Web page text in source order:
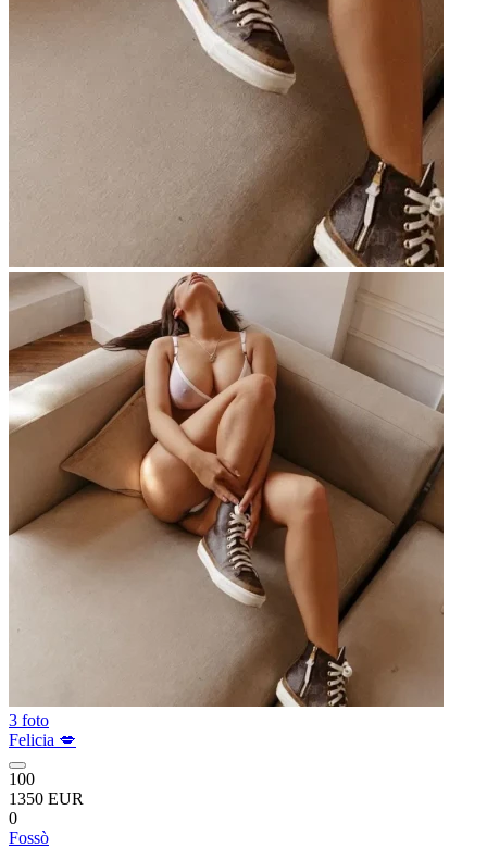
3 foto
Felicia 💋
100
1350 EUR
0
Fossò